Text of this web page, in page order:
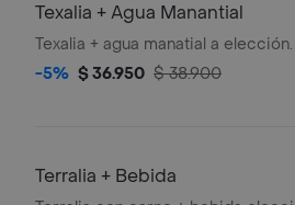
Texalia + Agua Manantial
Texalia + agua manatial a elección.
-5% $ 36.950 $ 38.900
Terralia + Bebida